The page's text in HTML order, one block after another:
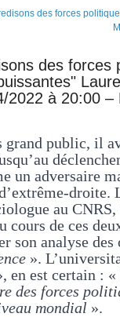
des forces
2022 à 20:00 –
grand public, il
un adversaire
au
cours de ces
son analyse des
».
en est certain : «
des forces
mondial ».